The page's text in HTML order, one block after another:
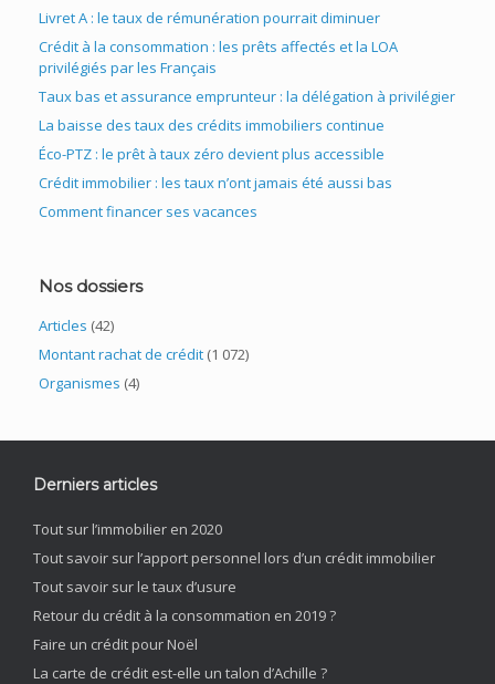
Livret A : le taux de rémunération pourrait diminuer
Crédit à la consommation : les prêts affectés et la LOA
privilégiés par les Français
Taux bas et assurance emprunteur : la délégation à privilégier
La baisse des taux des crédits immobiliers continue
Éco-PTZ : le prêt à taux zéro devient plus accessible
Crédit immobilier : les taux n’ont jamais été aussi bas
Comment financer ses vacances
Nos dossiers
Articles (42)
Montant rachat de crédit (1 072)
Organismes (4)
Derniers articles
Tout sur l’immobilier en 2020
Tout savoir sur l’apport personnel lors d’un crédit immobilier
Tout savoir sur le taux d’usure
Retour du crédit à la consommation en 2019 ?
Faire un crédit pour Noël
La carte de crédit est-elle un talon d’Achille ?